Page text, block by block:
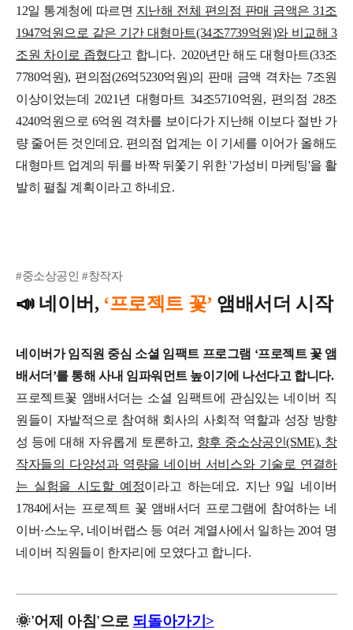
12일 통계청에 따르면 지난해 전체 편의점 판매 금액은 31조
1947억원으로 같은 기간 대형마트(34조7739억원)와 비교해 3
조원 차이로 좁혔다고 합니다. 2020년만 해도 대형마트(33조
7780억원), 편의점(26억5230억원)의 판매 금액 격차는 7조원
이상이었는데 2021년 대형마트 34조5710억원, 편의점 28조
4240억원으로 6억원 격차를 보이다가 지난해 이보다 절반 가
량 줄어든 것인데요. 편의점 업계는 이 기세를 이어가 올해도
대형마트 업계의 뒤를 바짝 뒤쫓기 위한 '가성비 마케팅'을 활
발히 펼칠 계획이라고 하네요.
#중소상공인 #창작자
📣 네이버, ‘프로젝트 꽃’ 앰배서더 시작
네이버가 임직원 중심 소셜 임팩트 프로그램 ‘프로젝트 꽃 앰
배서더’를 통해 사내 임파워먼트 높이기에 나선다고 합니다.
프로젝트꽃 앰배서더는 소셜 임팩트에 관심있는 네이버 직
원들이 자발적으로 참여해 회사의 사회적 역할과 성장 방향
성 등에 대해 자유롭게 토론하고, 향후 중소상공인(SME), 창
작자들의 다양성과 역량을 네이버 서비스와 기술로 연결하
는 실험을 시도할 예정이라고 하는데요. 지난 9일 네이버
1784에서는 프로젝트 꽃 앰배서더 프로그램에 참여하는 네
이버·스노우, 네이버랩스 등 여러 계열사에서 일하는 20여 명
네이버 직원들이 한자리에 모였다고 합니다.
🌞'어제 아침'으로 되돌아가기>